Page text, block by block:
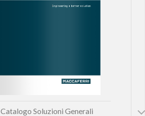
Catalogo Soluzioni Generali